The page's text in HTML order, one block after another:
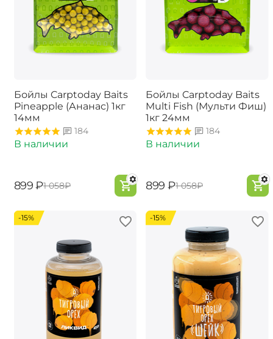
Бойлы Carptoday Baits
Pineapple (Ананас) 1кг
14мм
184
В наличии
‍899‍ ₽‍1 058‍₽
Бойлы Carptoday Baits
Multi Fish (Мульти Фиш)
1кг 24мм
184
В наличии
‍899‍ ₽‍1 058‍₽
-15% -15%